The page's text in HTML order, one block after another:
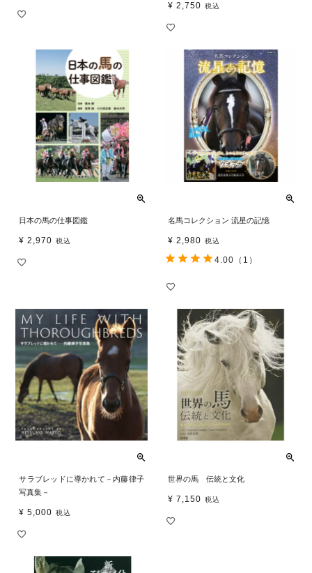
¥ 2,750 税込
日本の馬の仕事図鑑
¥ 2,970 税込
名馬コレクション 流星の記憶
¥ 2,980 税込
4.00 （1）
サラブレッドに導かれて－内藤律子
写真集－
¥ 5,000 税込
世界の馬 伝統と文化
¥ 7,150 税込